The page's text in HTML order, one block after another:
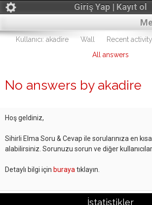
Giriş Yap | Kayıt ol
Kullanıcı: akadire Wall Recent activity
All answers
No answers by akadire
Hoş geldiniz,
Sihirli Elma Soru & Cevap ile sorularınıza en
alabilirsiniz. Sorunuzu sorun ve diğer
Detaylı bilgi için buraya tıklayın.
İstatistikler